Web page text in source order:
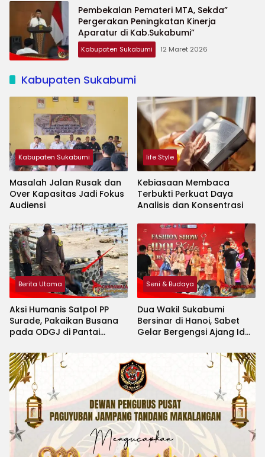
Pembekalan Pemateri MTA, Sekda”
Pergerakan Peningkatan Kinerja
Aparatur di Kab.Sukabumi”
Kabupaten Sukabumi 12 Maret 2026
Kabupaten Sukabumi
Kabupaten Sukabumi
Masalah Jalan Rusak dan
Over Kapasitas Jadi Fokus
Audiensi
life Style
Kebiasaan Membaca
Terbukti Perkuat Daya
Analisis dan Konsentrasi
Berita Utama
Aksi Humanis Satpol PP
Surade, Pakaikan Busana
pada ODGJ di Pantai
Seni & Budaya
Dua Wakil Sukabumi
Bersinar di Hanoi, Sabet
Gelar Bergengsi Ajang Idol